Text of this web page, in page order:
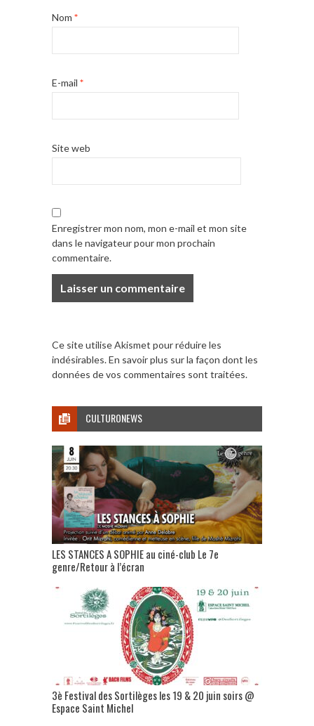
Nom *
E-mail *
Site web
Enregistrer mon nom, mon e-mail et mon site
dans le navigateur pour mon prochain
commentaire.
Ce site utilise Akismet pour réduire les
indésirables.En savoir plus sur la façon dont les
données de vos commentaires sont traitées.
CULTURONEWS
LES STANCES A SOPHIE au ciné-club Le 7e
genre/Retour à l’écran
3è Festival des Sortilèges les 19 & 20 juin soirs @
Espace Saint Michel